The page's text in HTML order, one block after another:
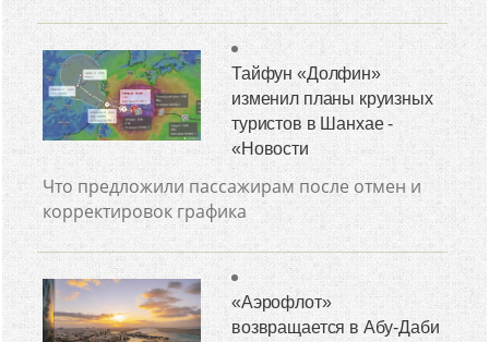
Тайфун «Долфин»
изменил планы круизных
туристов в Шанхае -
«Новости
Что предложили пассажирам после отмен и
корректировок графика
«Аэрофлот»
возвращается в Абу-Даби